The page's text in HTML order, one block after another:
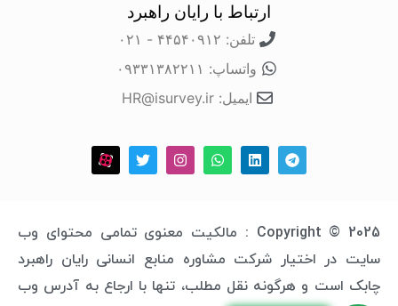
ارتباط با رایان راهبرد
تلفن: ۴۴۵۴۰۹۱۲ - ۰۲۱
واتساپ: ۰۹۳۳۱۳۸۲۲۱۱
ایمیل: HR@isurvey.ir
Copyright © 2025 : مالکیت معنوی تمامی محتوای وب
سایت در اختیار شرکت مشاوره منابع انسانی رایان راهبرد
چابک است و هرگونه نقل مطلب، تنها با ارجاع به آدرس وب